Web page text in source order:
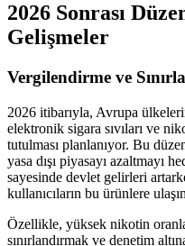
2026 Sonrası
Gelişmeler
Vergilendirme ve
2026 itibarıyla, Avrupa
elektronik sigara sıvıları ve
tutulması planlanıyor. Bu
yasa dışı piyasayı azaltmayı
sayesinde devlet gelirleri
kullanıcıların bu ürünlere
Özellikle, yüksek nikotin
sınırlandırmak ve denetim